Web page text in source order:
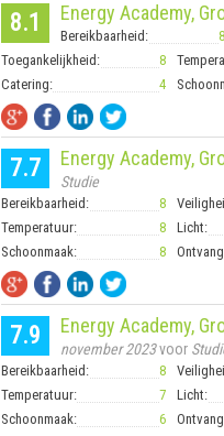
8.1 Energy Academy,
Bereikbaarheid: 8
Toegankelijkheid:
8
Catering:
4
7.7 Energy Academy,
Studie
Bereikbaarheid: 8
Temperatuur:
8 Licht:
Schoonmaak:
8
7.9 Energy Academy,
november 2023voor
Bereikbaarheid: 8
Temperatuur:
7 Licht:
Schoonmaak:
6